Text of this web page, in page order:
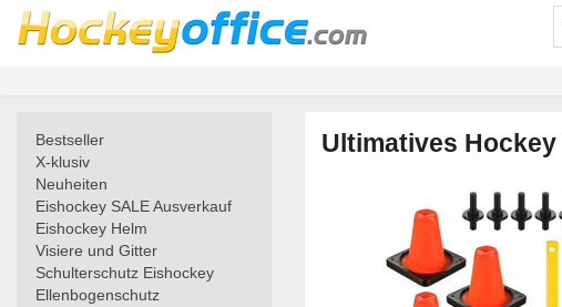
Bestseller
X-klusiv
Neuheiten
Eishockey SALE Ausverkauf
Eishockey Helm
Visiere und Gitter
Schulterschutz Eishockey
Ellenbogenschutz
Ultimatives